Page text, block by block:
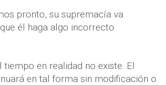
pronto, su supremacía va
él haga algo incorrecto.
en realidad no existe. El
en tal forma sin modificación o